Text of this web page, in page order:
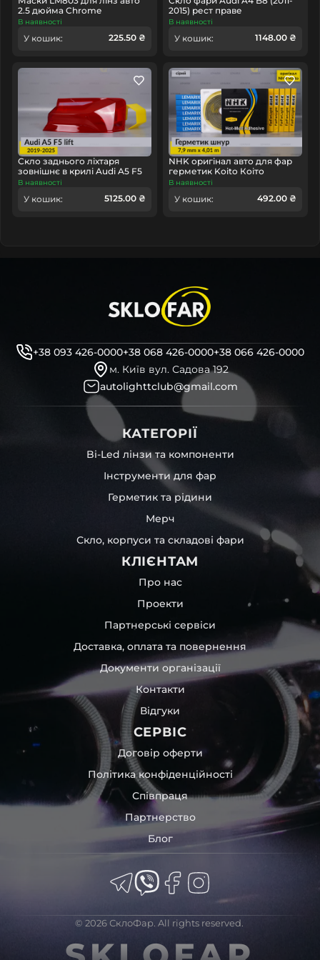
2.5 дюйма Chrome
В наявності
У кошик: 225.50 ₴
2015) рест праве
В наявності
У кошик: 1148.00 ₴
Скло заднього ліхтаря
зовнішнє в крилі Audi A5 F5
(2019-2025) рест праве
В наявності
У кошик: 5125.00 ₴
NHK оригінал авто для фар
герметик Koito Коіто
бутиловий шнур термо сірий
В наявності
У кошик: 492.00 ₴
+38 093 426-0000+38 068 426-0000+38 066 426-0000
м. Київ вул. Садова 192
autolighttclub@gmail.com
КАТЕГОРІЇ
Bi-Led лінзи та компоненти
Інструменти для фар
Герметик та рідини
Мерч
Скло, корпуси та складові фари
КЛІЄНТАМ
Про нас
Проекти
Партнерські сервіси
Доставка, оплата та повернення
Документи організації
Контакти
Відгуки
СЕРВІС
Договір оферти
Політика конфіденційності
Співпраця
Партнерство
Блог
© 2026 СклоФар. All rights reserved.